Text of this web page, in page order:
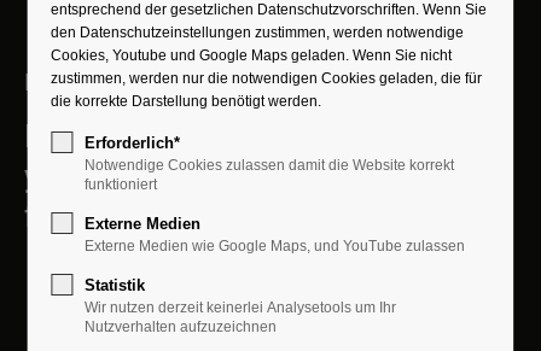
Let’s Start Your Journey Together
I look forward to connecting with
you and helping you unlock your
full potential!
entsprechend der gesetzlichen Datenschutz­vorschriften. Wenn Sie
den Datenschutzeinstellungen zustimmen, werden notwendige
Cookies, Youtube und Google Maps geladen. Wenn Sie nicht
zustimmen, werden nur die notwendigen Cookies geladen, die für
die korrekte Darstellung benötigt werden.
Erforderlich*
Notwendige Cookies zulassen damit die Website korrekt
funktioniert
Externe Medien
Externe Medien wie Google Maps, und YouTube zulassen
Statistik
Wir nutzen derzeit keinerlei Analysetools um Ihr
Nutzverhalten aufzuzeichnen